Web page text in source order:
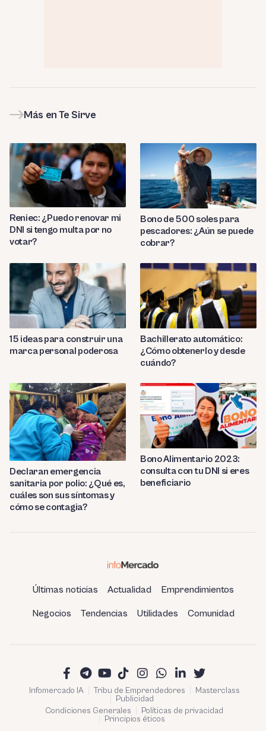
Más en Te Sirve
Reniec: ¿Puedo renovar mi
DNI si tengo multa por no
votar?
Bono de 500 soles para
pescadores: ¿Aún se puede
cobrar?
15 ideas para construir una
marca personal poderosa
Bachillerato automático:
¿Cómo obtenerlo y desde
cuándo?
Declaran emergencia
sanitaria por polio: ¿Qué es,
cuáles son sus síntomas y
cómo se contagia?
Bono Alimentario 2023:
consulta con tu DNI si eres
beneficiario
Últimas noticias Actualidad Emprendimientos
Negocios Tendencias Utilidades Comunidad
Infomercado IA Tribu de Emprendedores
Masterclass
Publicidad
Condiciones Generales
Políticas de privacidad
Principios éticos